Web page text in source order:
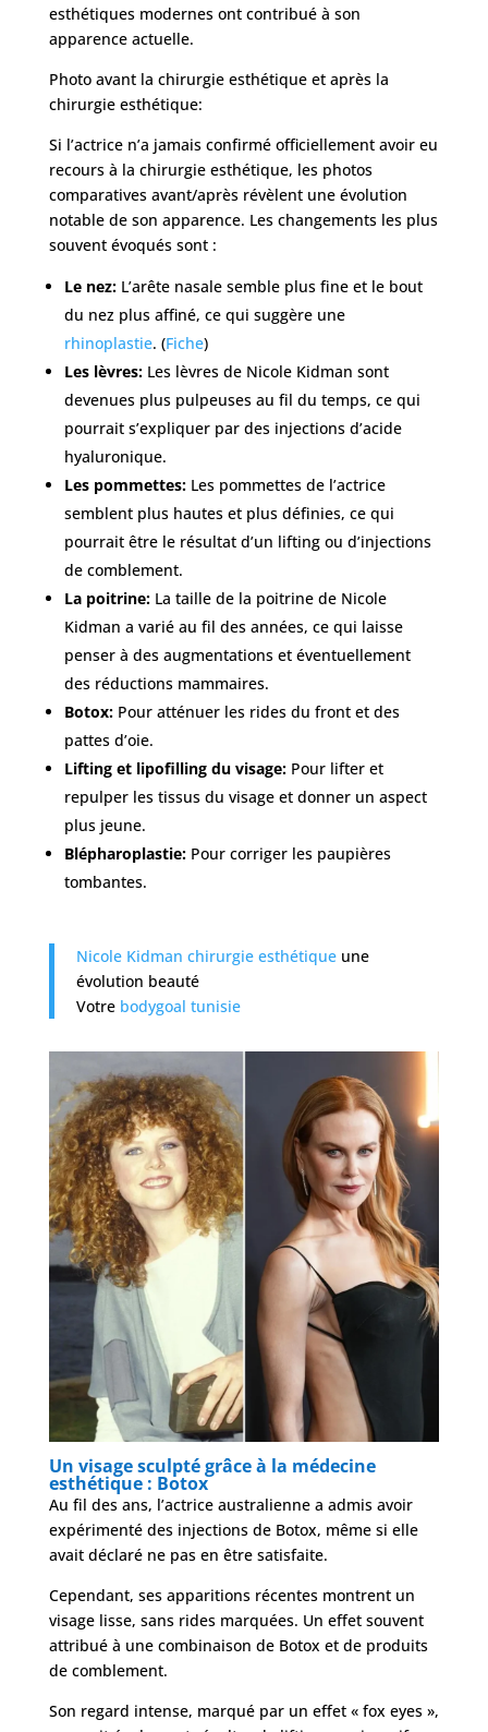
Nos
Avant
Après
Devis
Gratuit
esthétiques modernes ont contribué à son
apparence actuelle.
Photo avant la chirurgie esthétique et après la
chirurgie esthétique:
Si l’actrice n’a jamais confirmé officiellement avoir eu
recours à la chirurgie esthétique, les photos
comparatives avant/après révèlent une évolution
notable de son apparence. Les changements les plus
souvent évoqués sont :
Le nez:L’arête nasale semble plus fine et le bout
du nez plus affiné, ce qui suggère une
rhinoplastie. (Fiche)
Les lèvres:Les lèvres de Nicole Kidman sont
devenues plus pulpeuses au fil du temps, ce qui
pourrait s’expliquer par des injections d’acide
hyaluronique.
Les pommettes:Les pommettes de l’actrice
semblent plus hautes et plus définies, ce qui
pourrait être le résultat d’un lifting ou d’injections
de comblement.
La poitrine:La taille de la poitrine de Nicole
Kidman a varié au fil des années, ce qui laisse
penser à des augmentations et éventuellement
des réductions mammaires.
Botox:Pour atténuer les rides du front et des
pattes d’oie.
Lifting et lipofilling du visage:Pour lifter et
repulper les tissus du visage et donner un aspect
plus jeune.
Blépharoplastie:Pour corriger les paupières
tombantes.
Nicole Kidman chirurgie esthétiqueune
évolution beauté
Votre bodygoal tunisie
Un visage sculpté grâce à la médecine
esthétique : Botox
Au fil des ans, l’actrice australienne a admis avoir
expérimenté des injections de Botox, même si elle
avait déclaré ne pas en être satisfaite.
Cependant, ses apparitions récentes montrent un
visage lisse, sans rides marquées. Un effet souvent
attribué à une combinaison de Botox et de produits
de comblement.
Son regard intense, marqué par un effet « fox eyes »,